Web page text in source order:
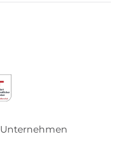
Unternehmen